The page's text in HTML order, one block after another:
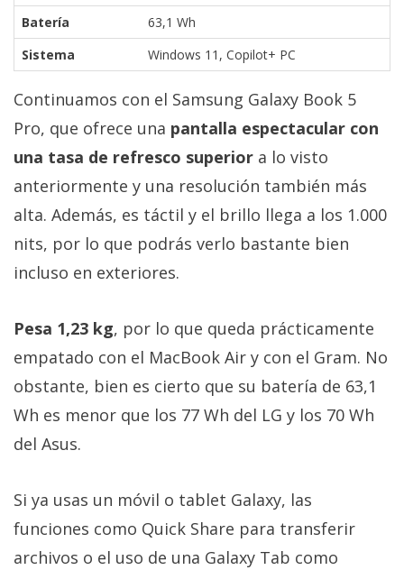
Batería
63,1 Wh
Sistema
Windows 11, Copilot+ PC
Continuamos con el Samsung Galaxy Book 5
Pro, que ofrece una pantalla espectacular con
una tasa de refresco superior a lo visto
anteriormente y una resolución también más
alta. Además, es táctil y el brillo llega a los 1.000
nits, por lo que podrás verlo bastante bien
incluso en exteriores.
Pesa 1,23 kg, por lo que queda prácticamente
empatado con el MacBook Air y con el Gram. No
obstante, bien es cierto que su batería de 63,1
Wh es menor que los 77 Wh del LG y los 70 Wh
del Asus.
Si ya usas un móvil o tablet Galaxy, las
funciones como Quick Share para transferir
archivos o el uso de una Galaxy Tab como